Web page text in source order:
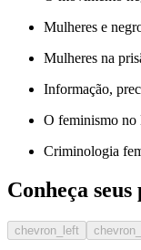
Mulheres e
Mulheres na
Informação,
O feminismo no
Criminologia
Conheça seus
chevron_left